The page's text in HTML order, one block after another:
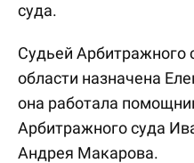
суда.
Судьей Арбитражного
области назначена
она работала
Арбитражного суда
Андрея Макарова.